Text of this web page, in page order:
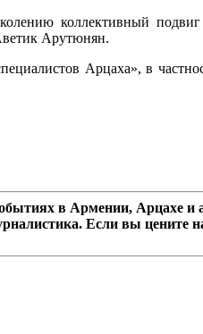
коллективный
Арутюнян.
Арцаха», в
в Армении, Арцахе
Если вы цените